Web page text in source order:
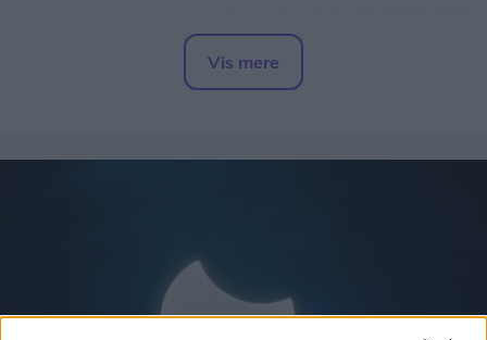
er blevet spottet nær kysten ved Ålbæk, og hun
bekræfter over for LigeHer.nu, at der er tale om en
Vis mere